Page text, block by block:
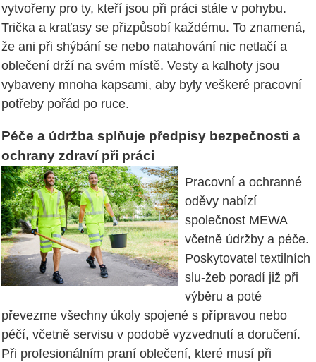
vytvořeny pro ty, kteří jsou při práci stále v pohybu.
Trička a kraťasy se přizpůsobí každému. To znamená,
že ani při shýbání se nebo natahování nic netlačí a
oblečení drží na svém místě. Vesty a kalhoty jsou
vybaveny mnoha kapsami, aby byly veškeré pracovní
potřeby pořád po ruce.
Péče a údržba splňuje předpisy bezpečnosti a
ochrany zdraví při práci
Pracovní a ochranné
oděvy nabízí
společnost MEWA
včetně údržby a péče.
Poskytovatel textilních
slu-žeb poradí již při
výběru a poté
převezme všechny úkoly spojené s přípravou nebo
péčí, včetně servisu v podobě vyzvednutí a doručení.
Při profesionálním praní oblečení, které musí při